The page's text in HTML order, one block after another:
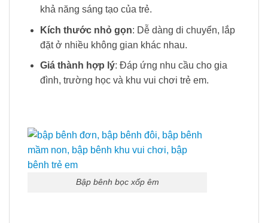
khả năng sáng tạo của trẻ.
Kích thước nhỏ gọn: Dễ dàng di chuyển, lắp
đặt ở nhiều không gian khác nhau.
Giá thành hợp lý: Đáp ứng nhu cầu cho gia
đình, trường học và khu vui chơi trẻ em.
Bập bênh bọc xốp êm